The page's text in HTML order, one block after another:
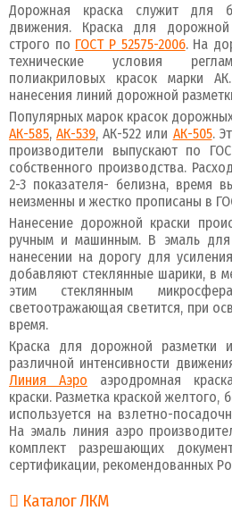
Дорожная краска служит для
движения. Краска для дорожной
строго по ГОСТ Р 52575-2006. На
технические условия
полиакриловых красок марки
нанесения линий дорожной
Популярных марок красок
АК-585,АК-539, АК-522 или АК-505.
производители выпускают по
собственного производства.
2-3 показателя- белизна, время
неизменны и жестко прописаны в
Нанесение дорожной краски
ручным и машинным. В эмаль
нанесении на дорогу для
добавляют стеклянные шарики, в
этим стеклянным
светоотражающая светится, при
время.
Краска для дорожной разметки
различной интенсивности
Линия Аэро аэродромная
краски. Разметка краской желтого,
используется на взлетно-
На эмаль линия аэро
комплект разрешающих
сертификации, рекомендованных
Каталог ЛКМ